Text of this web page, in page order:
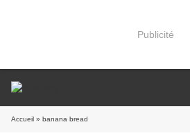
Publicité
Accueil » banana bread